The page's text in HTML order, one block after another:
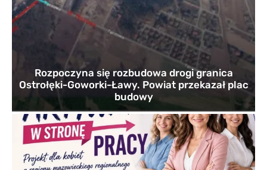
Rozpoczyna się rozbudowa drogi granica
Ostrołęki-Goworki-Ławy. Powiat przekazał plac
budowy